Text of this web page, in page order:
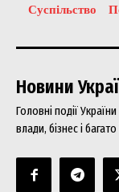
Суспільство
Новини
Головні події
влади, бізнес і